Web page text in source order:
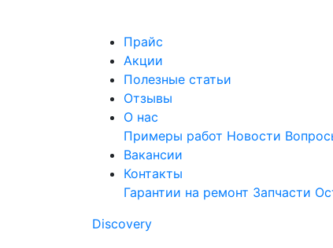
Прайс
Акции
Полезные статьи
Отзывы
О нас
Примеры работ Новости
Вакансии
Контакты
Гарантии на ремонт Запчасти
Discovery